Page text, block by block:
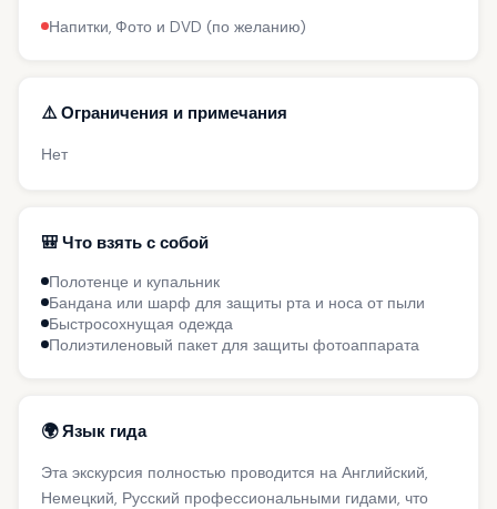
Напитки, Фото и DVD (по желанию)
⚠️ Ограничения и примечания
Нет
🎒 Что взять с собой
Полотенце и купальник
Бандана или шарф для защиты рта и носа от пыли
Быстросохнущая одежда
Полиэтиленовый пакет для защиты фотоаппарата
🌍 Язык гида
Эта экскурсия полностью проводится на Английский,
Немецкий, Русский профессиональными гидами, что